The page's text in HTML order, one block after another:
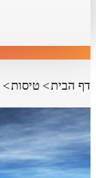
דף הבית טיסות